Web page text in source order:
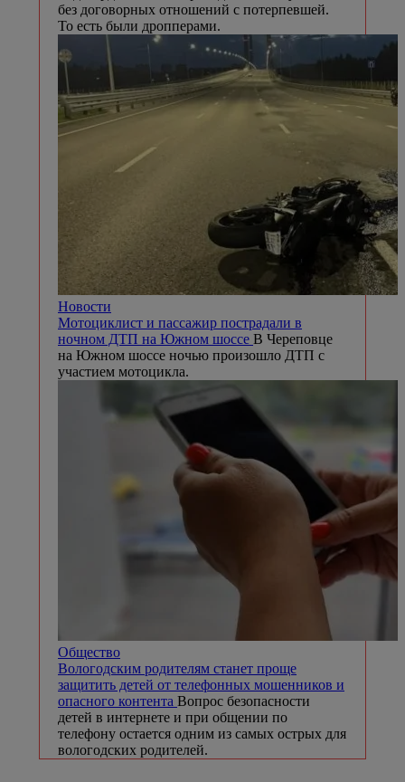
без договорных отношений с потерпевшей.
То есть были дропперами.
Новости
Мотоциклист и пассажир пострадали в
ночном ДТП на Южном шоссе В Череповце
на Южном шоссе ночью произошло ДТП с
участием мотоцикла.
Общество
Вологодским родителям станет проще
защитить детей от телефонных мошенников и
опасного контента Вопрос безопасности
детей в интернете и при общении по
телефону остается одним из самых острых для
вологодских родителей.